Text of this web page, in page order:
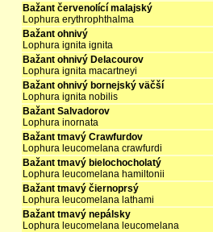
Bažant červenolící malajský
Lophura erythrophthalma
Bažant ohnivý
Lophura ignita ignita
Bažant ohnivý Delacourov
Lophura ignita macartneyi
Bažant ohnivý bornejský väčší
Lophura ignita nobilis
Bažant Salvadorov
Lophura inornata
Bažant tmavý Crawfurdov
Lophura leucomelana crawfurdi
Bažant tmavý bielochocholatý
Lophura leucomelana hamiltonii
Bažant tmavý čiernoprsý
Lophura leucomelana lathami
Bažant tmavý nepálsky
Lophura leucomelana leucomelana